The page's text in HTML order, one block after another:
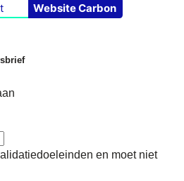
Website Carbon
en moet niet